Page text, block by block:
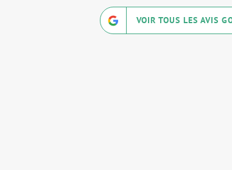
VOIR TOUS LES AVIS